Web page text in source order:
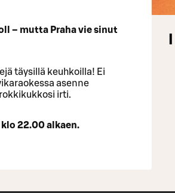
– mutta Praha vie sinut
täysillä keuhkoilla! Ei
asenne
irti.
22.00 alkaen.